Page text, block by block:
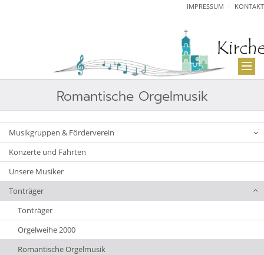
IMPRESSUM KONTAKT
Romantische Orgelmusik
Musikgruppen & Förderverein
Konzerte und Fahrten
Unsere Musiker
Tonträger
Tonträger
Orgelweihe 2000
Romantische Orgelmusik